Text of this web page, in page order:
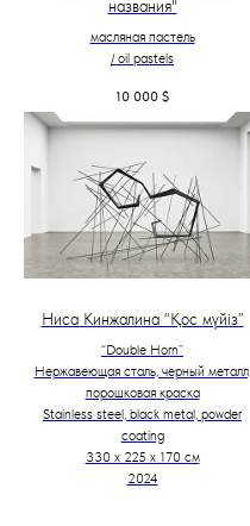
названия"
масляная пастель
/ oil pastels
10 000 $
Ниса Кинжалина “Қос мүйіз”
“Double Horn”
Нержавеющая сталь, черный металл,
порошковая краска
Stainless steel, black metal, powder
coating
330 х 225 х 170 см
2024